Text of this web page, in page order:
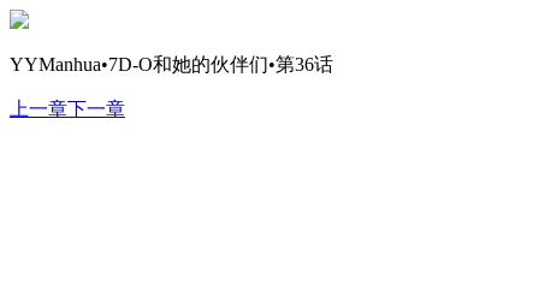
YYManhua•7D-O和她的伙伴们•第36话
上一章下一章